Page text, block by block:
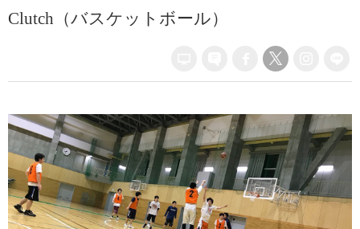
Clutch（バスケットボール）